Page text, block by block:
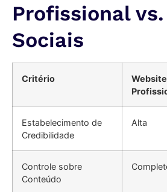
Profissional
Sociais
Critério
Website
Estabelecimento de
Credibilidade
Alta
Controle sobre
Conteúdo